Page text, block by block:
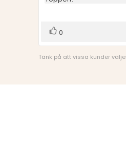
Rösta
0
Tänk på att vissa kunder